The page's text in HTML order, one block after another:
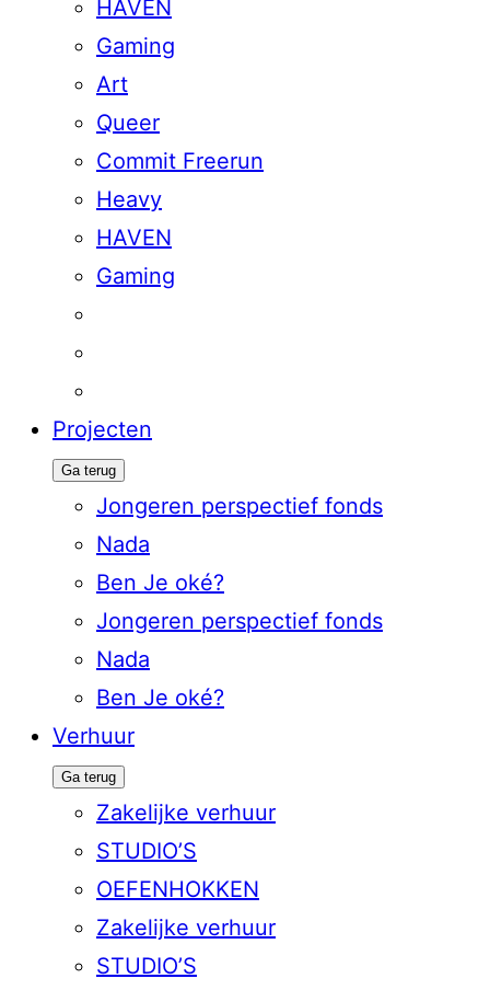
HAVEN
Gaming
Art
Queer
Commit Freerun
Heavy
HAVEN
Gaming
Projecten
Ga terug
Jongeren perspectief fonds
Nada
Ben Je oké?
Jongeren perspectief fonds
Nada
Ben Je oké?
Verhuur
Ga terug
Zakelijke verhuur
STUDIO’S
OEFENHOKKEN
Zakelijke verhuur
STUDIO’S